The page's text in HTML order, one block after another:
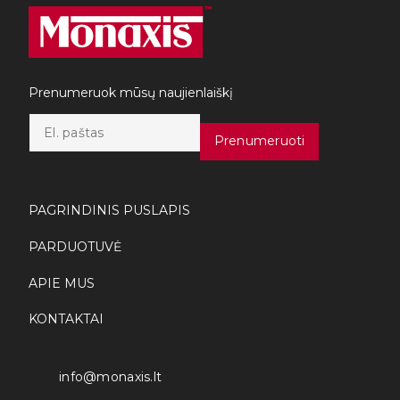
Prenumeruok mūsų naujienlaiškį
a
*
Prenumeruoti
PAGRINDINIS PUSLAPIS
PARDUOTUVĖ
APIE MUS
KONTAKTAI
info@monaxis.lt